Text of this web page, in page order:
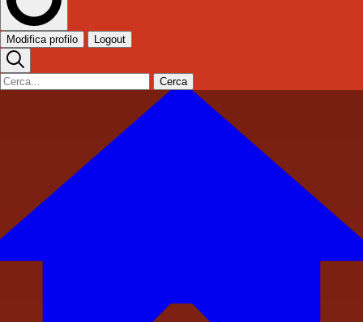
Modifica profilo Logout
Cerca